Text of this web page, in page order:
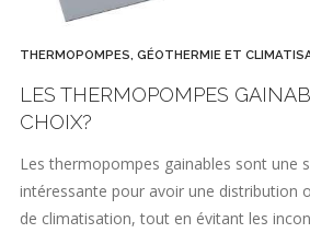
THERMOPOMPES, GÉOTHERMIE ET
LES THERMOPOMPES
CHOIX?
Les thermopompes gainables sont une
intéressante pour avoir une distribution
de climatisation, tout en évitant les